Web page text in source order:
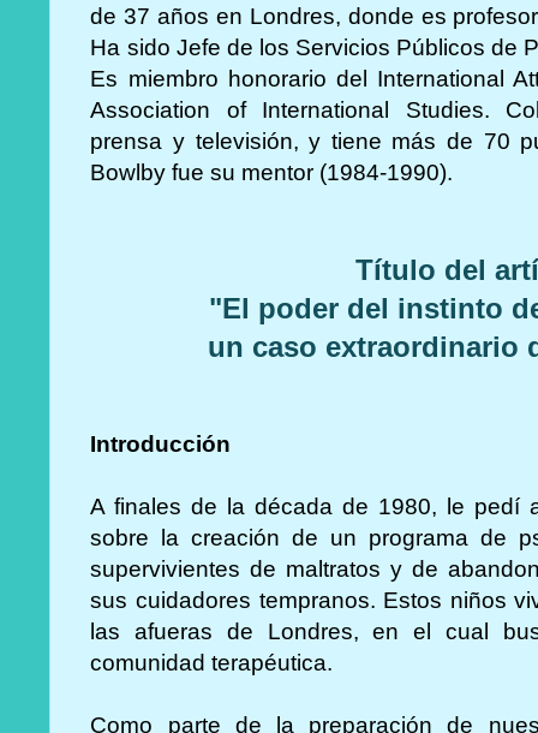
de 37 años en Londres, donde es
Ha sido Jefe de los Servicios Públicos de
Es miembro honorario del International
Association of International Studies.
prensa y televisión, y tiene más de 70
Bowlby fue su mentor (1984-1990).
Título del
"El poder del instinto
un caso extraordinario
Introducción
A finales de la década de 1980, le pedí
sobre la creación de un programa de
supervivientes de maltratos y de
sus cuidadores tempranos. Estos niños
las afueras de Londres, en el cual
comunidad terapéutica.
Como parte de la preparación de